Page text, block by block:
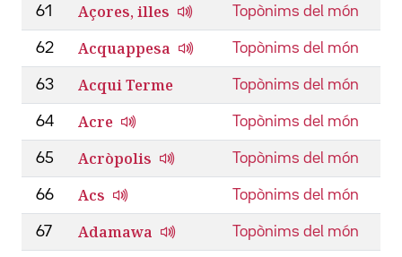
61 Açores, illes Topònims del món
62 Acquappesa Topònims del món
63 Acqui Terme Topònims del món
64 Acre Topònims del món
65 Acròpolis Topònims del món
66 Acs Topònims del món
67 Adamawa Topònims del món